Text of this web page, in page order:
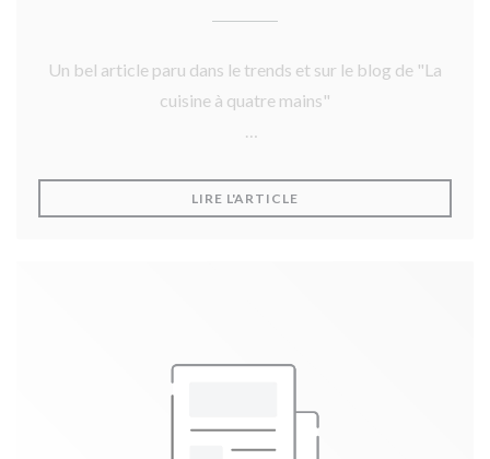
Un bel article paru dans le trends et sur le blog de "La
cuisine à quatre mains"
LIRE L'ARTICLE((OUVRE UNE NOUVELLE